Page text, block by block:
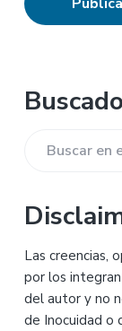
Barra
lateral
Buscar
esta
web
Las creencias,
por los
del autor y no
de Inocuidad o